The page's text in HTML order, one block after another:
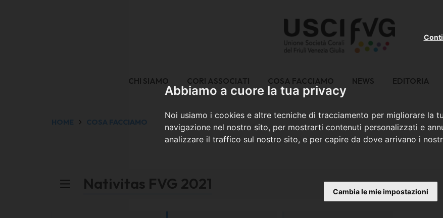
Abbiamo a cuore la tua privacy
Noi usiamo i cookies e altre tecniche di tracciamento per migliorare la
navigazione nel nostro sito, per mostrarti contenuti personalizzati e
analizzare il traffico sul nostro sito, e per capire da dove arrivano i
Cambia le mie impostazioni
CHI SIAMO CORI ASSOCIATI COSA FACCIAMO NEWS EDITORIA
HOME COSA FACCIAMO
Nativitas FVG 2021